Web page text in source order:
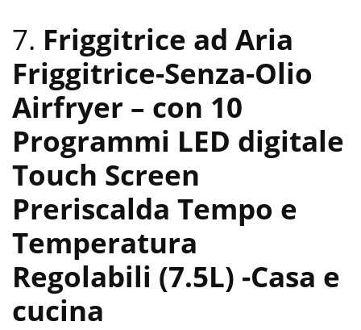
7. Friggitrice ad Aria
Friggitrice-Senza-Olio
Airfryer – con 10
Programmi LED digitale
Touch Screen
Preriscalda Tempo e
Temperatura
Regolabili (7.5L) -Casa e
cucina